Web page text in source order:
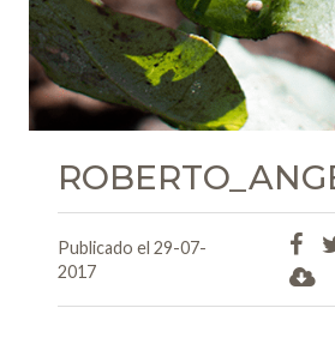
Publicado el 29-07-
2017